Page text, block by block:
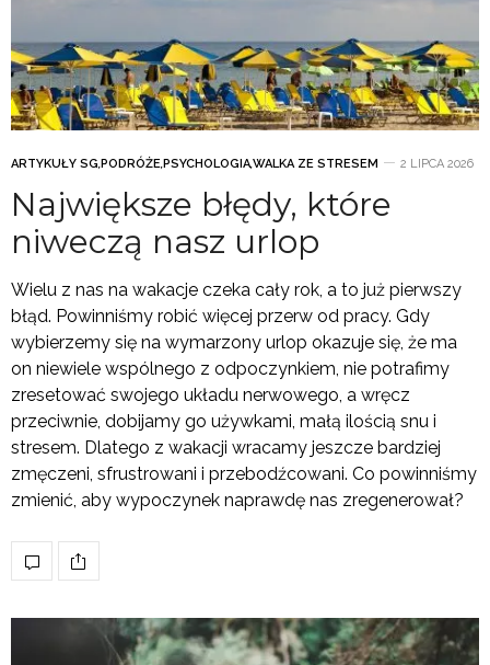
ARTYKUŁY SG,PODRÓŻE,PSYCHOLOGIA,WALKA ZE STRESEM 2 LIPCA 2026
Największe błędy, które
niweczą nasz urlop
Wielu z nas na wakacje czeka cały rok, a to już pierwszy
błąd. Powinniśmy robić więcej przerw od pracy. Gdy
wybierzemy się na wymarzony urlop okazuje się, że ma
on niewiele wspólnego z odpoczynkiem, nie potrafimy
zresetować swojego układu nerwowego, a wręcz
przeciwnie, dobijamy go używkami, małą ilością snu i
stresem. Dlatego z wakacji wracamy jeszcze bardziej
zmęczeni, sfrustrowani i przebodźcowani. Co powinniśmy
zmienić, aby wypoczynek naprawdę nas zregenerował?